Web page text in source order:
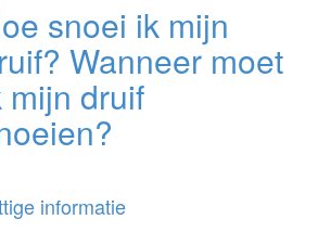
snoei ik mijn
Wanneer moet
mijn druif
informatie